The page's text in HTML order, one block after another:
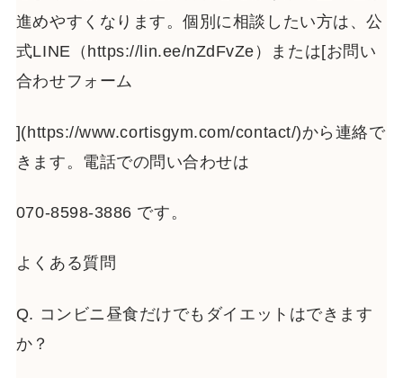
進めやすくなります。個別に相談したい方は、公
式LINE（https://lin.ee/nZdFvZe）または[お問い
合わせフォーム
](https://www.cortisgym.com/contact/)から連絡で
きます。電話での問い合わせは
070-8598-3886 です。
よくある質問
Q. コンビニ昼食だけでもダイエットはできます
か？